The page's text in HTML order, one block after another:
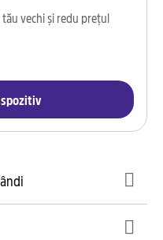
vechi și redu prețul